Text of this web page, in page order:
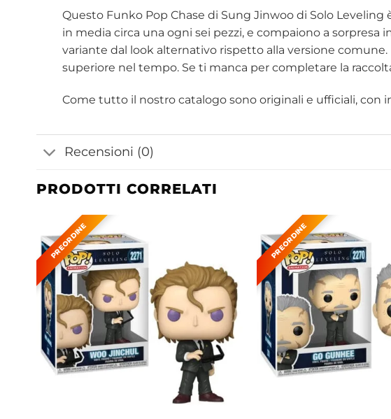
Questo Funko Pop Chase di Sung Jinwoo di Solo
in media circa una ogni sei pezzi, e compaiono a sorpresa
variante dal look alternativo rispetto alla versione
superiore nel tempo. Se ti manca per completare la
Come tutto il nostro catalogo sono originali e ufficiali, con
Recensioni (0)
PRODOTTI CORRELATI